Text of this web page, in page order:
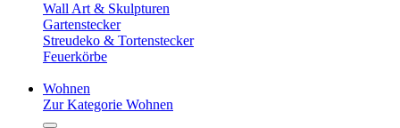
Wall Art & Skulpturen
Gartenstecker
Streudeko & Tortenstecker
Feuerkörbe
Wohnen
Zur Kategorie Wohnen